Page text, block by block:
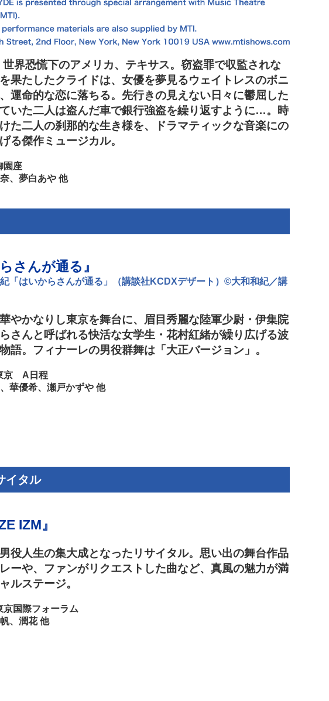
界恐慌下のアメリカ、テキサス。窃盗罪で収監されな
果たしたクライドは、女優を夢見るウェイトレスのボニ
運命的な恋に落ちる。先行きの見えない日々に鬱屈した
いた二人は盗んだ車で銀行強盗を繰り返すように…。時
た二人の刹那的な生き様を、ドラマティックな音楽にの
る傑作ミュージカル。
園座
、夢白あや 他
さんが通る』
「はいからさんが通る」（講談社KCDXデザート）©大和和紀／講
やかなりし東京を舞台に、眉目秀麗な陸軍少尉・伊集院
さんと呼ばれる快活な女学生・花村紅緒が繰り広げる波
語。フィナーレの男役群舞は「大正バージョン」。
京 A日程
華優希、瀬戸かずや 他
イタル
IZM』
役人生の集大成となったリサイタル。思い出の舞台作品
ーや、ファンがリクエストした曲など、真風の魅力が満
ルステージ。
国際フォーラム
、潤花 他